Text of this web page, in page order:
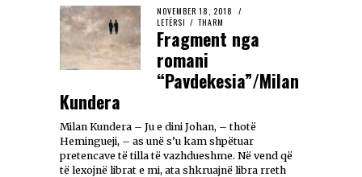
NOVEMBER 18, 2018
LETËRSI / THARM
Fragment nga
romani
“Pavdekesia”/Milan
Kundera
Milan Kundera – Ju e dini Johan, – thotë
Hemingueji, – as unë s’u kam shpëtuar
pretencave të tilla të vazhdueshme. Në vend që
të lexojnë librat e mi, ata shkruajnë libra rreth